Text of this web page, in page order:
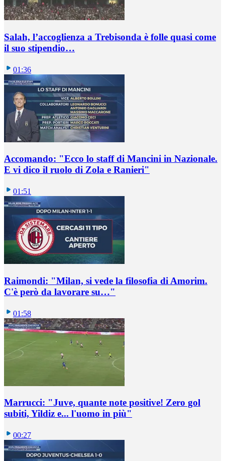
Salah, l’accoglienza a Trebisonda è folle quasi come
il suo stipendio…
01:36
Accomando: "Ecco lo staff di Mancini in Nazionale.
E vi dico il ruolo di Zola e Ranieri"
01:51
Raimondi: "Milan, si vede la filosofia di Amorim.
C'è però da lavorare su…"
01:58
Marrucci: "Juve, quante note positive! Zero gol
subiti, Yildiz e... l'uomo in più"
00:27